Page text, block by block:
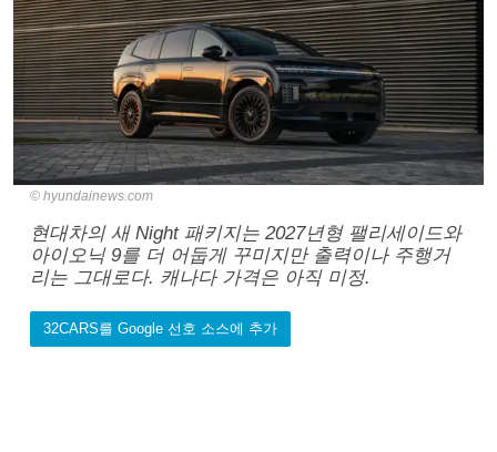
hyundainews.com
현대차의 새 Night 패키지는 2027년형 팰리세이드와
아이오닉 9를 더 어둡게 꾸미지만 출력이나 주행거
리는 그대로다. 캐나다 가격은 아직 미정.
32CARS를 Google 선호 소스에 추가